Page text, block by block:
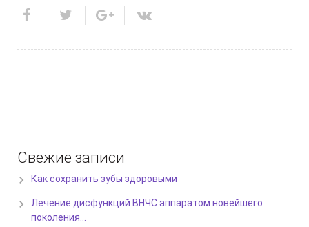
КОНТАКТЫ
Свежие записи
Как сохранить зубы здоровыми
Лечение дисфункций ВНЧС аппаратом новейшего
поколения…